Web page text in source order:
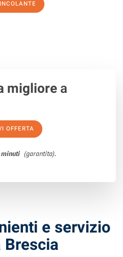
migliorea
OFFERTA
(garantita).
e servizio